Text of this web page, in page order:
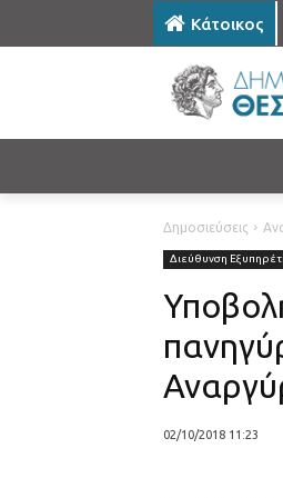
Κάτοικος
Δημοσιεύσεις
Διεύθυνση
02/10/2018 11:23